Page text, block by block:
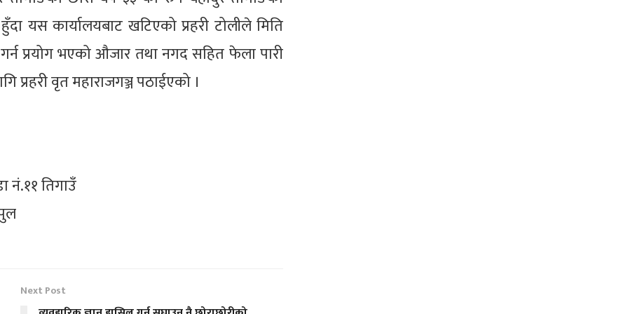
यस कार्यालयबाट खटिएको प्रहरी टोलीले मिति
प्रयोग भएको औजार तथा नगद सहित फेला पारी
प्रहरी वृत महाराजगञ्ज पठाईएको ।
नं.११ तिगाउँ
Next Post